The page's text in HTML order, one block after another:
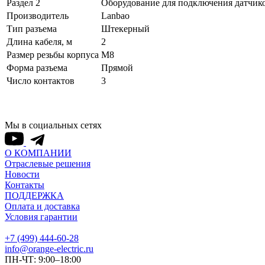
Раздел 2
Оборудование для подключения
Производитель
Lanbao
Тип разъема
Штекерный
Длина кабеля, м
2
Размер резьбы корпуса M8
Форма разъема
Прямой
Число контактов
3
Мы в социальных сетях
О КОМПАНИИ
Отраслевые решения
Новости
Контакты
ПОДДЕРЖКА
Оплата и доставка
Условия гарантии
+7 (499) 444-60-28
info@orange-electric.ru
ПН-ЧТ: 9:00–18:00